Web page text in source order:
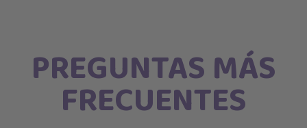
PREGUNTAS MÁS
FRECUENTES